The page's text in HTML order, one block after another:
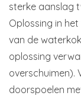
sterke aanslag
Oplossing in
van de
oplossing
overschuimen).
doorspoelen